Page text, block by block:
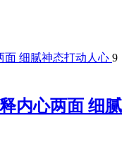
9
内心两面 细腻